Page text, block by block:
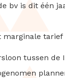
bv is dit één
tarief
tussen